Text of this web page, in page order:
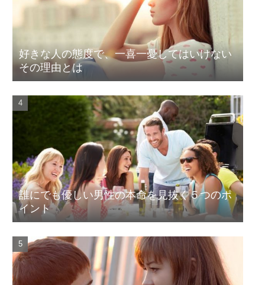
好きな人の態度で、一喜一憂してはいけない
その理由とは
誰にでも優しい男性の本命を見抜く５つのポ
イント